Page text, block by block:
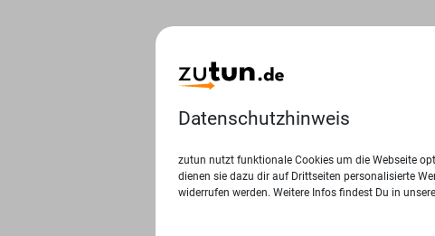
Datenschutzhinweis
zutun nutzt funktionale Cookies um die Webseite
dienen sie dazu dir auf Drittseiten personalisierte
widerrufen werden. Weitere Infos findest Du in